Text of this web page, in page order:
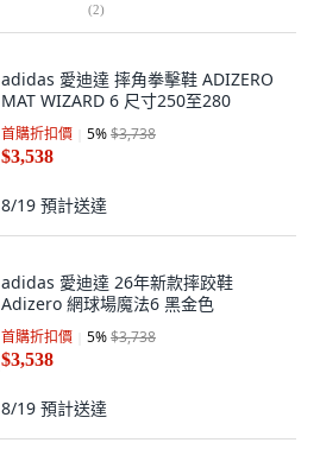
(2)
adidas 愛迪達 摔角拳擊鞋 ADIZERO
MAT WIZARD 6 尺寸250至280
首購折扣價 5%$3,738
$3,538
8/19 預計送達
adidas 愛迪達 26年新款摔跤鞋
Adizero 網球場魔法6 黑金色
首購折扣價 5%$3,738
$3,538
8/19 預計送達